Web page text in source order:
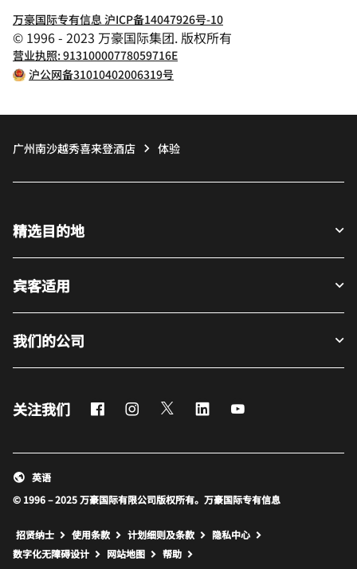
万豪国际专有信息 沪ICP备14047926号-10
© 1996 - 2023 万豪国际集团. 版权所有
营业执照: 91310000778059716E
沪公网备31010402006319号
广州南沙越秀喜来登酒店 体验
精选目的地
宾客适用
我们的公司
关注我们 FacebookInstagram
Twitter LinkedIn
© 1996 – 2025 万豪国际有限公司版权所有。万豪国际专有信息
英语
招贤纳士 使用条款 计划细则及条款
隐私中心
数字化无障碍设计
网站地图 打开新窗口
帮助